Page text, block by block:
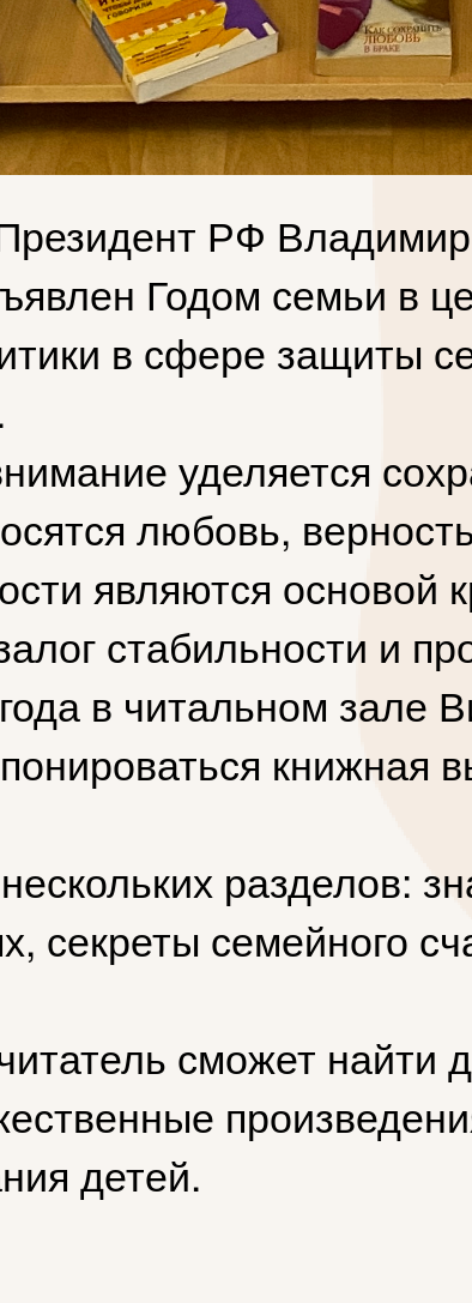
РФ
Годом семьи в
в сфере защиты
уделяется
любовь,
являются основой
стабильности и
в читальном зале
книжная
разделов:
секреты семейного
сможет найти
детей.